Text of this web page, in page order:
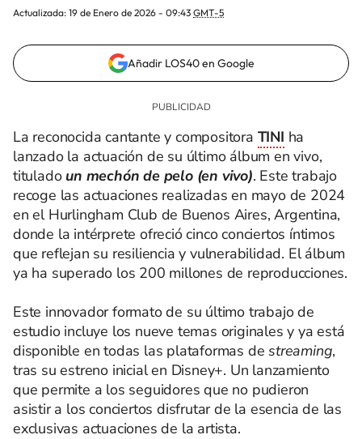
Actualizada: 19 de Enero de 2026 - 09:43 GMT-5
Añadir LOS40 en Google
La reconocida cantante y compositora TINI ha
lanzado la actuación de su último álbum en vivo,
titulado un mechón de pelo (en vivo). Este trabajo
recoge las actuaciones realizadas en mayo de 2024
en el Hurlingham Club de Buenos Aires, Argentina,
donde la intérprete ofreció cinco conciertos íntimos
que reflejan su resiliencia y vulnerabilidad. El álbum
ya ha superado los 200 millones de reproducciones.
Este innovador formato de su último trabajo de
estudio incluye los nueve temas originales y ya está
disponible en todas las plataformas destreaming,
tras su estreno inicial en Disney+. Un lanzamiento
que permite a los seguidores que no pudieron
asistir a los conciertos disfrutar de la esencia de las
exclusivas actuaciones de la artista.